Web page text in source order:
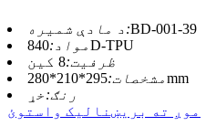
د مادې شمیره:BD-001-39
مواد:840D-TPU
ظرفیت:8 کین
مشخصات:295*210*280mm
رنګ:خړ
موږ ته بریښنالیک واستوئ